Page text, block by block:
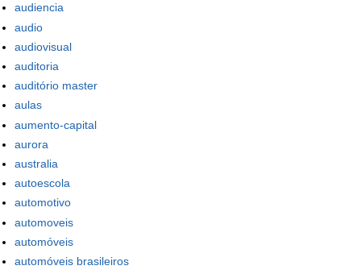
audiencia
audio
audiovisual
auditoria
auditório master
aulas
aumento-capital
aurora
australia
autoescola
automotivo
automoveis
automóveis
automóveis brasileiros